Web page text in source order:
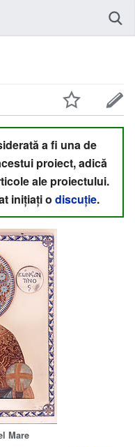
a fi una de
proiect, adică
ale proiectului.
inițiați o discuție.
Mare